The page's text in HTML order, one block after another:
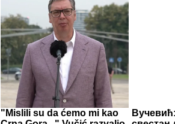
"Mislili su da ćemo mi kao